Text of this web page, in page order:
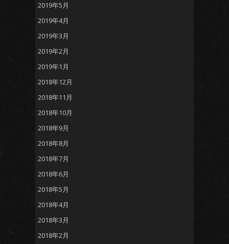
2019年5月
2019年4月
2019年3月
2019年2月
2019年1月
2018年12月
2018年11月
2018年10月
2018年9月
2018年8月
2018年7月
2018年6月
2018年5月
2018年4月
2018年3月
2018年2月